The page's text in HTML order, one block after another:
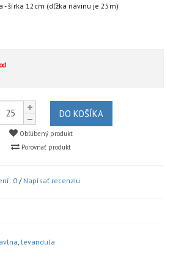
- šírka 12cm (dľžka návinu je 25m)
DO KOŠÍKA
Obľúbený produkt
Porovnať produkt
0/ Napísať recenziu
, levandula